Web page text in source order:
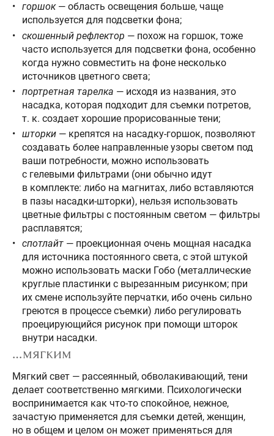
горшок— область освещения больше, чаще
используется для подсветки фона;
скошенный рефлектор — похож на горшок, тоже
часто используется для подсветки фона, особенно
когда нужно совместить на фоне несколько
источников цветного света;
портретная тарелка — исходя из названия, это
насадка, которая подходит для съемки потретов,
т. к. создает хорошие прорисованные тени;
шторки — крепятся на насадку-горшок, позволяют
создавать более направленные узоры светом под
ваши потребности, можно использовать
с гелевыми фильтрами (они обычно идут
в комплекте: либо на магнитах, либо вставляются
в пазы насадки-шторки), нельзя использовать
цветные фильтры с постоянным светом — фильтры
расплавятся;
спотлайт — проекционная очень мощная насадка
для источника постоянного света, с этой штукой
можно использовать маски Гобо (металлические
круглые пластинки с вырезанным рисунком; при
их смене используйте перчатки, ибо очень сильно
греются в процессе съемки) либо регулировать
проецирующийся рисунок при помощи шторок
внутри насадки.
…мягким
Мягкий свет — рассеянный, обволакивающий, тени
делает соответственно мягкими. Психологически
воспринимается как что-то спокойное, нежное,
зачастую применяется для съемки детей, женщин,
но в общем и целом он может применяться для